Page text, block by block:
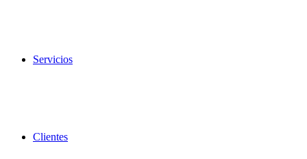
Servicios
Clientes